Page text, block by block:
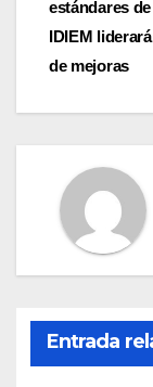
de
estándares
IDIEM
de mejoras
Entrada